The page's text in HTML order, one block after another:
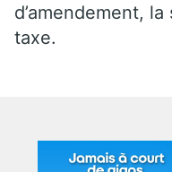
d’amendement,
taxe.